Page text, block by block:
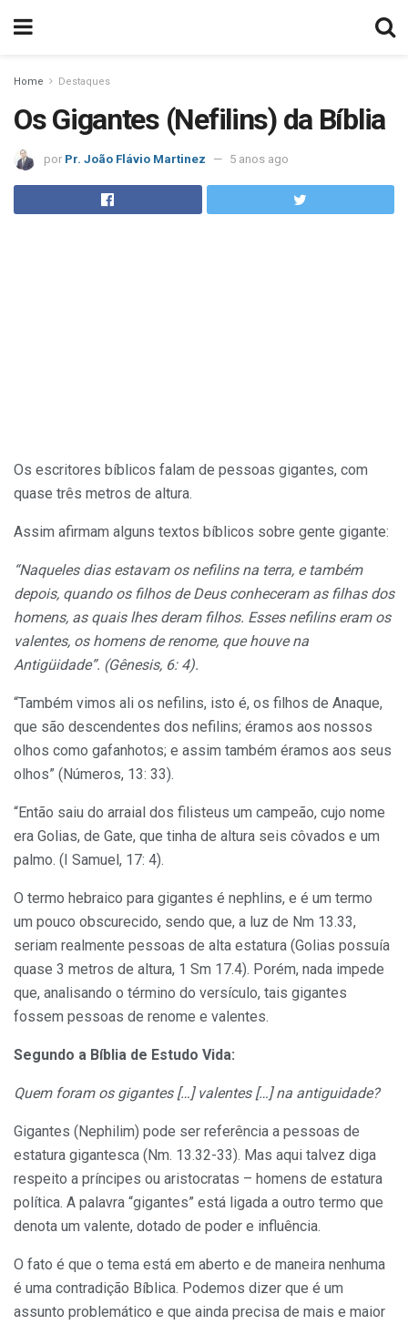
Home Destaques
Os Gigantes (Nefilins) da Bíblia
por Pr. João Flávio Martinez 5 anos ago
Os escritores bíblicos falam de pessoas gigantes, com
quase três metros de altura.
Assim afirmam alguns textos bíblicos sobre gente gigante:
“Naqueles dias estavam os nefilins na terra, e também
depois, quando os filhos de Deus conheceram as filhas dos
homens, as quais lhes deram filhos. Esses nefilins eram os
valentes, os homens de renome, que houve na
Antigüidade”. (Gênesis, 6: 4).
“Também vimos ali os nefilins, isto é, os filhos de Anaque,
que são descendentes dos nefilins; éramos aos nossos
olhos como gafanhotos; e assim também éramos aos seus
olhos” (Números, 13: 33).
“Então saiu do arraial dos filisteus um campeão, cujo nome
era Golias, de Gate, que tinha de altura seis côvados e um
palmo. (I Samuel, 17: 4).
O termo hebraico para gigantes é nephlins, e é um termo
um pouco obscurecido, sendo que, a luz de Nm 13.33,
seriam realmente pessoas de alta estatura (Golias possuía
quase 3 metros de altura, 1 Sm 17.4). Porém, nada impede
que, analisando o término do versículo, tais gigantes
fossem pessoas de renome e valentes.
Segundo a Bíblia de Estudo Vida:
Quem foram os gigantes […] valentes […] na antiguidade?
Gigantes (Nephilim) pode ser referência a pessoas de
estatura gigantesca (Nm. 13.32-33). Mas aqui talvez diga
respeito a príncipes ou aristocratas – homens de estatura
política. A palavra “gigantes” está ligada a outro termo que
denota um valente, dotado de poder e influência.
O fato é que o tema está em aberto e de maneira nenhuma
é uma contradição Bíblica. Podemos dizer que é um
assunto problemático e que ainda precisa de mais e maior